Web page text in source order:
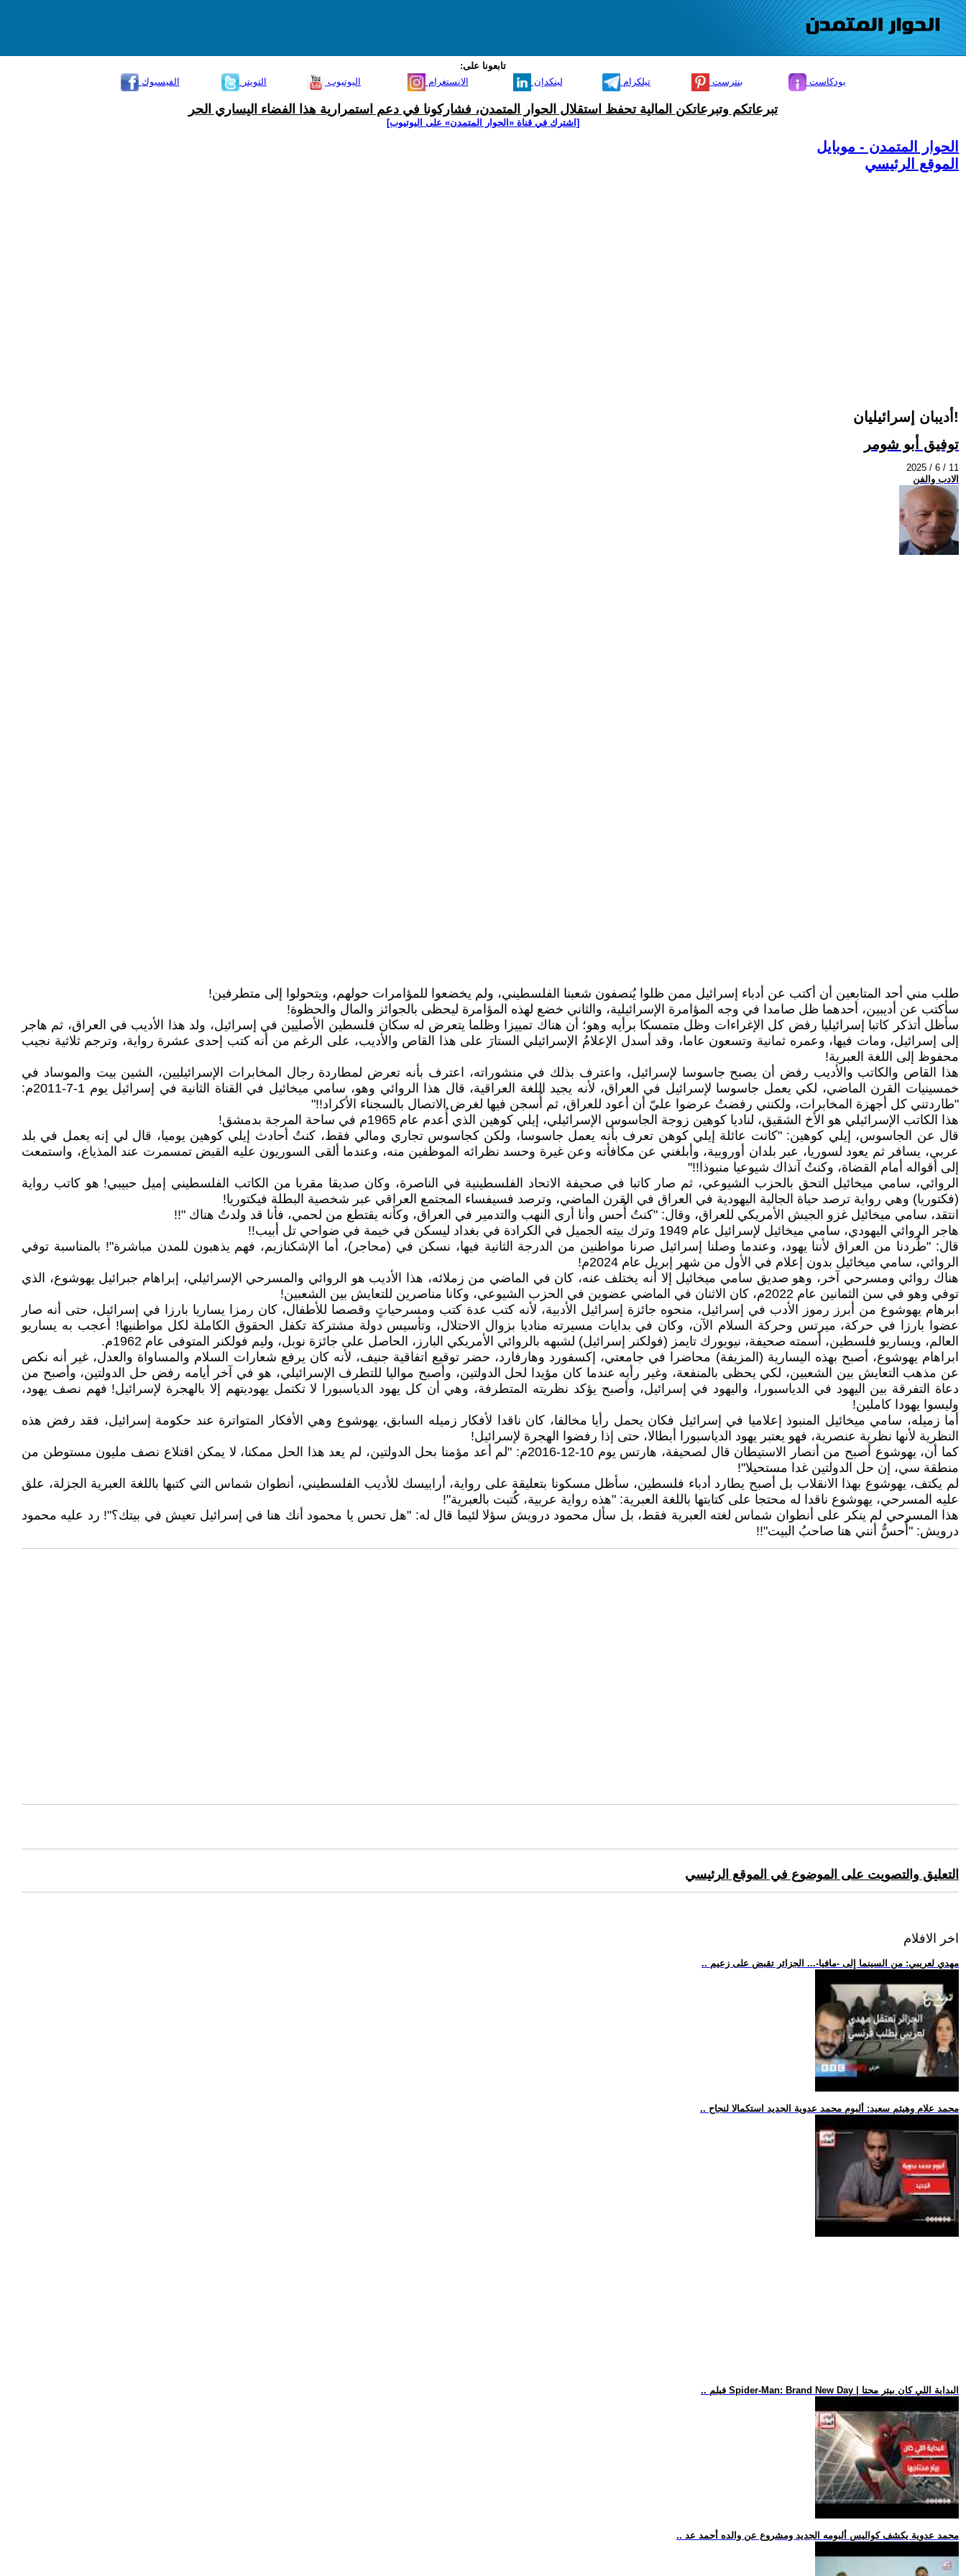
تابعونا على:
الفيسبوك
التويتر اليوتيوب الانستغرام لينكدإن تيلكرام بنترست بودكاست
تبرعاتكم وتبرعاتكن المالية تحفظ استقلال الحوار المتمدن، فشاركونا في دعم استمرارية هذا الفضاء اليساري الحر
[اشترك في قناة ‫«الحوار المتمدن» على اليوتيوب]
الحوار المتمدن - موبايل
الموقع الرئيسي
أديبان إسرائيليان!
توفيق أبو شومر
2025 / 6 / 11
الادب والفن
طلب مني أحد المتابعين أن أكتب عن أدباء إسرائيل ممن ظلوا يُنصفون شعبنا الفلسطيني، ولم يخضعوا للمؤامرات حولهم، ويتحولوا إلى متطرفين!
سأكتب عن أديبين، أحدهما ظل صامدا في وجه المؤامرة الإسرائيلية، والثاني خضع لهذه المؤامرة ليحظى بالجوائز والمال والحظوة!
سأظل أتذكر كاتبا إسرائيليا رفض كل الإغراءات وظل متمسكا برأيه وهو؛ أن هناك تمييزا وظلما يتعرض له سكان فلسطين الأصليين في إسرائيل، ولد هذا الأديب في العراق، ثم هاجر
إلى إسرائيل، ومات فيها، وعمره ثمانية وتسعون عاما، وقد أسدل الإعلامُ الإسرائيلي الستارَ على هذا القاص والأديب، على الرغم من أنه كتب إحدى عشرة رواية، وترجم ثلاثية نجيب
محفوظ إلى اللغة العبرية!
هذا القاص والكاتب والأديب رفض أن يصبح جاسوسا لإسرائيل، واعترف بذلك في منشوراته، اعترف بأنه تعرض لمطاردة رجال المخابرات الإسرائيليين، الشين بيت والموساد في
خمسينيات القرن الماضي، لكي يعمل جاسوسا لإسرائيل في العراق، لأنه يجيد اللغة العراقية، قال هذا الروائي وهو، سامي ميخائيل في القناة الثانية في إسرائيل يوم 1-7-2011م:
"طاردتني كل أجهزة المخابرات، ولكنني رفضتُ عرضوا عليّ أن أعود للعراق، ثم أُسجن فيها لغرض الاتصال بالسجناء الأكراد!!"
هذا الكاتب الإسرائيلي هو الأخ الشقيق، لناديا كوهين زوجة الجاسوس الإسرائيلي، إيلي كوهين الذي أُعدم عام 1965م في ساحة المرجة بدمشق!
قال عن الجاسوس، إيلي كوهين: "كانت عائلة إيلي كوهن تعرف بأنه يعمل جاسوسا، ولكن كجاسوس تجاري ومالي فقط، كنتُ أحادث إيلي كوهين يوميا، قال لي إنه يعمل في بلد
عربي، يسافر ثم يعود لسوريا، عبر بلدان أوروبية، وأبلغني عن مكافأته وعن غيرة وحسد نظرائه الموظفين منه، وعندما ألقى السوريون عليه القبض تمسمرت عند المذياع، واستمعت
إلى أقواله أمام القضاة، وكنتُ آنذاك شيوعيا منبوذا!!"
الروائي، سامي ميخائيل التحق بالحزب الشيوعي، ثم صار كاتبا في صحيفة الاتحاد الفلسطينية في الناصرة، وكان صديقا مقربا من الكاتب الفلسطيني إميل حبيبي! هو كاتب رواية
(فكتوريا) وهي رواية ترصد حياة الجالية اليهودية في العراق في القرن الماضي، وترصد فسيفساء المجتمع العراقي عبر شخصية البطلة فيكتوريا!
انتقد، سامي ميخائيل غزو الجيش الأمريكي للعراق، وقال: "كنتُ أُحس وأنا أرى النهب والتدمير في العراق، وكأنه يقتطع من لحمي، فأنا قد ولدتُ هناك "!!
هاجر الروائي اليهودي، سامي ميخائيل لإسرائيل عام 1949 وترك بيته الجميل في الكرادة في بغداد ليسكن في خيمة في ضواحي تل أبيب!!
قال: "طُردنا من العراق لأننا يهود، وعندما وصلنا إسرائيل صرنا مواطنين من الدرجة الثانية فيها، نسكن في (محاجر)، أما الإشكنازيم، فهم يذهبون للمدن مباشرة"! بالمناسبة توفي
الروائي، سامي ميخائيل بدون إعلام في الأول من شهر إبريل عام 2024م!
هناك روائي ومسرحي آخر، وهو صديق سامي ميخائيل إلا أنه يختلف عنه، كان في الماضي من زملائه، هذا الأديب هو الروائي والمسرحي الإسرائيلي، إبراهام جبرائيل يهوشوع، الذي
توفي وهو في سن الثمانين عام 2022م، كان الاثنان في الماضي عضوين في الحزب الشيوعي، وكانا مناصرين للتعايش بين الشعبين!
ابرهام يهوشوع من أبرز رموز الأدب في إسرائيل، منحوه جائزة إسرائيل الأدبية، لأنه كتب عدة كتب ومسرحياتٍ وقصصا للأطفال، كان رمزا يساريا بارزا في إسرائيل، حتى أنه صار
عضوا بارزا في حركة، ميرتس وحركة السلام الآن، وكان في بدايات مسيرته مناديا بزوال الاحتلال، وتأسيس دولة مشتركة تكفل الحقوق الكاملة لكل مواطنيها! أعجب به يساريو
العالم، ويساريو فلسطين، أسمته صحيفة، نيويورك تايمز (فولكنر إسرائيل) لشبهه بالروائي الأمريكي البارز، الحاصل على جائزة نوبل، وليم فولكنر المتوفى عام 1962م.
ابراهام يهوشوع، أصبح بهذه اليسارية (المزيفة) محاضرا في جامعتي، إكسفورد وهارفارد، حضر توقيع اتفاقية جنيف، لأنه كان يرفع شعارات السلام والمساواة والعدل، غير أنه نكص
عن مذهب التعايش بين الشعبين، لكي يحظى بالمنفعة، وغير رأيه عندما كان مؤيدا لحل الدولتين، وأصبح مواليا للتطرف الإسرائيلي، هو في آخر أيامه رفض حل الدولتين، وأصبح من
دعاة التفرقة بين اليهود في الدياسبورا، واليهود في إسرائيل، وأصبح يؤكد نظريته المتطرفة، وهي أن كل يهود الدياسبورا لا تكتمل يهوديتهم إلا بالهجرة لإسرائيل! فهم نصف يهود،
وليسوا يهودا كاملين!
أما زميله، سامي ميخائيل المنبوذ إعلاميا في إسرائيل فكان يحمل رأيا مخالفا، كان ناقدا لأفكار زميله السابق، يهوشوع وهي الأفكار المتواترة عند حكومة إسرائيل، فقد رفض هذه
النظرية لأنها نظرية عنصرية، فهو يعتبر يهود الدياسبورا أبطالا، حتى إذا رفضوا الهجرة لإسرائيل!
كما أن، يهوشوع أصبح من أنصار الاستيطان قال لصحيفة، هارتس يوم 10-12-2016م: "لم أعد مؤمنا بحل الدولتين، لم يعد هذا الحل ممكنا، لا يمكن اقتلاع نصف مليون مستوطن من
منطقة سي، إن حل الدولتين غدا مستحيلا"!
لم يكتف، يهوشوع بهذا الانقلاب بل أصبح يطارد أدباء فلسطين، سأظل مسكونا بتعليقة على رواية، أرابيسك للأديب الفلسطيني، أنطوان شماس التي كتبها باللغة العبرية الجزلة، علق
عليه المسرحي، يهوشوع ناقدا له محتجا على كتابتها باللغة العبرية: "هذه رواية عربية، كُتبت بالعبرية"!
هذا المسرحي لم ينكر على أنطوان شماس لغته العبرية فقط، بل سأل محمود درويش سؤلا لئيما قال له: "هل تحس يا محمود أنك هنا في إسرائيل تعيش في بيتك؟"! رد عليه محمود
درويش: "أُحسُّ أنني هنا صاحبُ البيت"!!
التعليق والتصويت على الموضوع في الموقع الرئيسي
اخر الافلام
.. مهدي لعريبي: من السينما إلى -مافيا-... الجزائر تقبض على زعيم
.. محمد علام وهيثم سعيد: ألبوم محمد عدوية الجديد استكمالا لنجاح
.. فيلم Spider-Man: Brand New Day | البداية اللي كان بيتر محتا
.. محمد عدوية يكشف كواليس ألبومه الجديد ومشروع عن والده أحمد عد